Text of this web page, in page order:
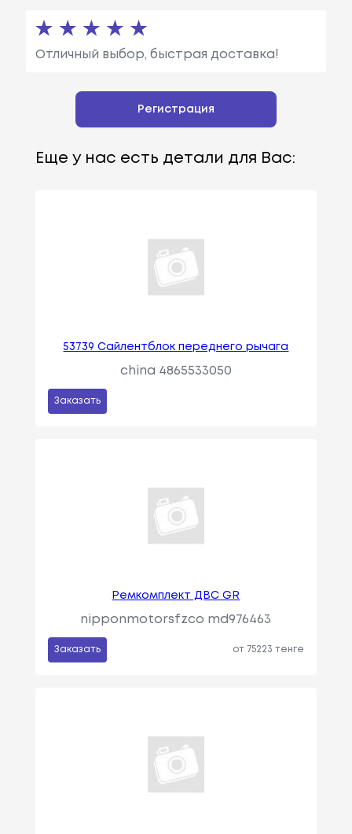
Отличный выбор, быстрая доставка!
Регистрация
Еще у нас есть детали для Вас:
53739 Сайлентблок переднего рычага
china 4865533050
Заказать
Ремкомплект ДВС GR
nipponmotorsfzco md976463
Заказать от 75223 тенге